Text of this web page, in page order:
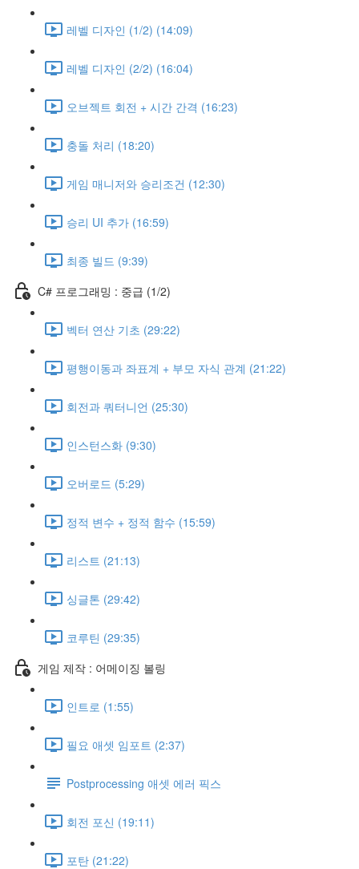
레벨 디자인 (1/2) (14:09)
레벨 디자인 (2/2) (16:04)
오브젝트 회전 + 시간 간격 (16:23)
충돌 처리 (18:20)
게임 매니저와 승리조건 (12:30)
승리 UI 추가 (16:59)
최종 빌드 (9:39)
C# 프로그래밍 : 중급 (1/2)
벡터 연산 기초 (29:22)
평행이동과 좌표계 + 부모 자식 관계 (21:22)
회전과 쿼터니언 (25:30)
인스턴스화 (9:30)
오버로드 (5:29)
정적 변수 + 정적 함수 (15:59)
리스트 (21:13)
싱글톤 (29:42)
코루틴 (29:35)
게임 제작 : 어메이징 볼링
인트로 (1:55)
필요 애셋 임포트 (2:37)
Postprocessing 애셋 에러 픽스
회전 포신 (19:11)
포탄 (21:22)